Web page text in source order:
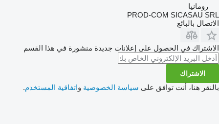
رومانيا
PROD-COM SICASAU SRL
الاتصال بالبائع
الاشتراك في الحصول على إعلانات جديدة منشورة في هذا القسم
الاشتراك
بالنقر هنا، أنت توافق على سياسة الخصوصية واتفاقية المستخدم.